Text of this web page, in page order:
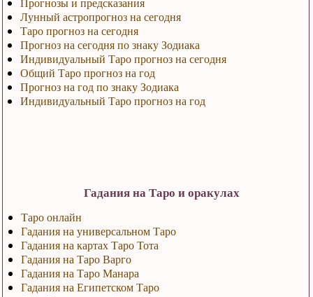
Лунный астропрогноз на сегодня
Таро прогноз на сегодня
Прогноз на сегодня по знаку Зодиака
Индивидуальный Таро прогноз на сегодня
Общий Таро прогноз на год
Прогноз на год по знаку Зодиака
Индивидуальный Таро прогноз на год
Гадания на Таро и оракулах
Таро онлайн
Гадания на универсальном Таро
Гадания на картах Таро Тота
Гадания на Таро Варго
Гадания на Таро Манара
Гадания на Египетском Таро